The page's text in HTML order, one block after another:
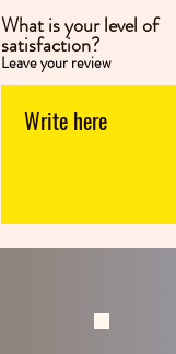
What is your level of
satisfaction?
Leave your review